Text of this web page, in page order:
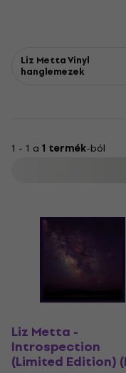
Liz Metta Vinyl
hanglemezek
1 - 1 a 1 termék-ból
Liz Metta -
Introspection
(Limited Edition)